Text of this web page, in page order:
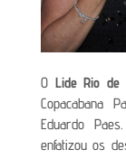
OLide Rio de
Copacabana
Eduardo
enfatizou os